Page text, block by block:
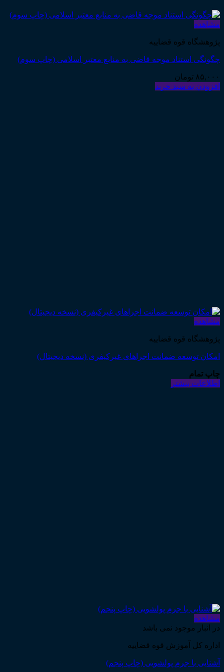
مشاهده
پژوهشگاه قوه قضاییه
چگونگی استناد موجه قاضی به منابع معتبر اسلامی (چاپ سوم)
۸۵,۰۰۰ تومان
افزودن به سبد خرید
مشاهده
پژوهشگاه قوه قضاییه
امکان توسعه ضمانت اجراهای غیرکیفری (نسخه دیجیتال)
چاپ تمام
اطلاعات بیشتر
مشاهده
در انبار موجود نمی باشد
اداره کل آموزش قوه قضاییه
آشنایی با جرم پولشویی (چاپ پنجم)